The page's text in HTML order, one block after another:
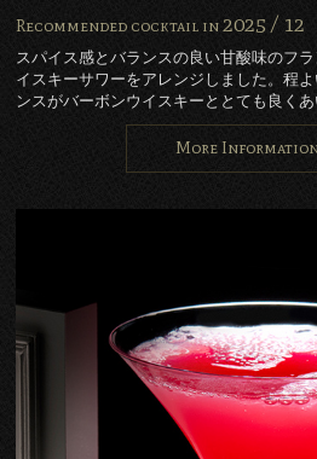
Recommended cocktail in2025 / 12
スパイス感とバランスの良い甘酸味のフ
イスキーサワーをアレンジしました。程
ンスがバーボンウイスキーととても良くあ
More